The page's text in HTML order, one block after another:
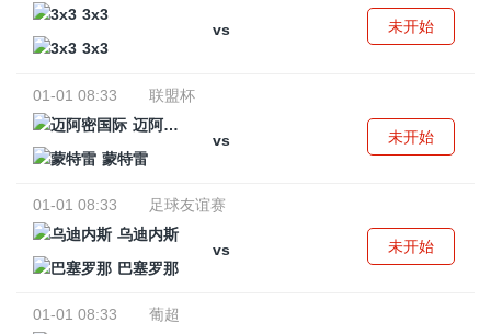
3x3
vs
3x3
未开始
01-01 08:33
联盟杯
迈阿密国际
vs
蒙特雷
未开始
01-01 08:33
足球友谊赛
乌迪内斯
vs
巴塞罗那
未开始
01-01 08:33
葡超